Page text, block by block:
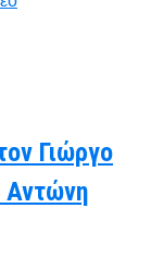
Γιώργο
Αντώνη